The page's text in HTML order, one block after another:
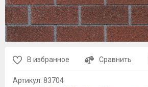
В избранное Сравнить
Артикул: 83704